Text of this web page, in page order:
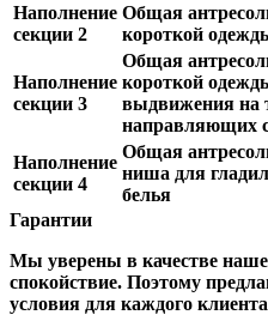
Наполнение
секции 2
Общая
короткой
Наполнение
секции 3
Общая
короткой
выдвижения на
направляющих
Наполнение
секции 4
Общая
ниша для
белья
Гарантии
Мы уверены в качестве
спокойствие. Поэтому
условия для каждого